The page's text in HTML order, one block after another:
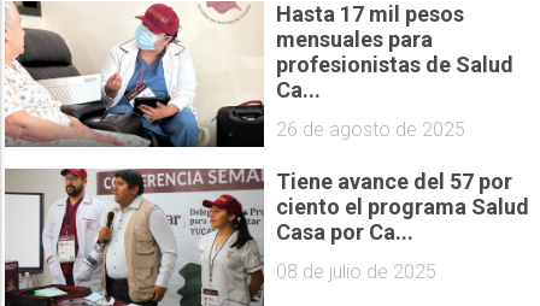
Hasta 17 mil pesos
mensuales para
profesionistas de Salud
Ca...
26 de agosto de 2025
Tiene avance del 57 por
ciento el programa Salud
Casa por Ca...
08 de julio de 2025